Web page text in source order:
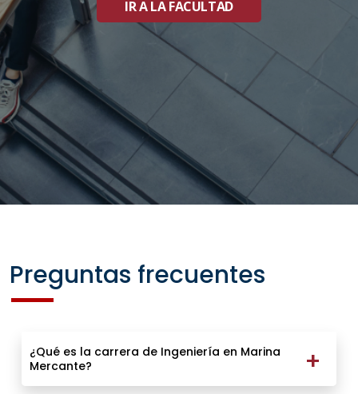
IR A LA FACULTAD
Preguntas frecuentes
¿Qué es la carrera de Ingeniería en Marina
Mercante?